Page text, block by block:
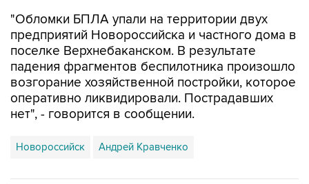
"Обломки БПЛА упали на территории двух
предприятий Новороссийска и частного дома в
поселке Верхнебаканском. В результате
падения фрагментов беспилотника произошло
возгорание хозяйственной постройки, которое
оперативно ликвидировали. Пострадавших
нет", - говорится в сообщении.
Новороссийск Андрей Кравченко